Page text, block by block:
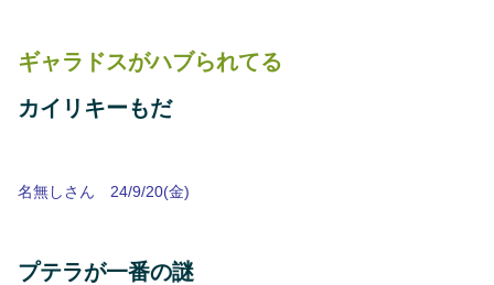
ギャラドスがハブられてる
カイリキーもだ
名無しさん 24/9/20(金)
プテラが一番の謎